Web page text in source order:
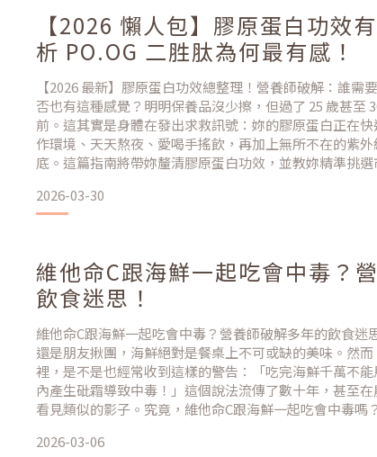
【2026 懶人包】膠原蛋白功效
析 PO.OG 二胜肽為何最有感！
【2026 最新】膠原蛋白功效總整理！營養師破解：誰需
否也有這種感覺？明明保養品沒少擦，但過了 25 歲甚至
前。這其實是身體在發出求救訊號：妳的膠原蛋白正在
作環境、天天熬夜、愛喝手搖飲，再加上無所不在的紫
底。這篇指南將帶妳釐清膠原蛋白功效，並教妳精準挑選
二、 為什麼補充「PO.OG
2026-03-30
維他命C跟海鮮一起吃會中毒？
飲食迷思！
維他命C跟海鮮一起吃會中毒？營養師破解多年的飲食迷
還是朋友揪團，海鮮絕對是餐桌上不可或缺的美味。然
裡，是不是也經常收到這樣的警告：「吃完海鮮千萬不
內產生砒霜導致中毒！」這個說法流傳了數十年，甚至
看見類似的影子。究竟，維他命C跟海鮮一起吃會中毒嗎
思，並教你維他命C正確吃法，讓你吃得安心，更能
2026-03-06